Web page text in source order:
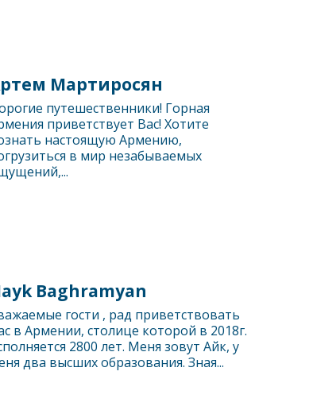
Мартиросян
путешественники! Горная
приветствует Вас! Хотите
настоящую Армению,
в мир незабываемых
Baghramyan
гости , рад приветствовать
в Армении, столице которой в 2018г.
2800 лет. Меня зовут Айк, у
два высших образования. Зная...